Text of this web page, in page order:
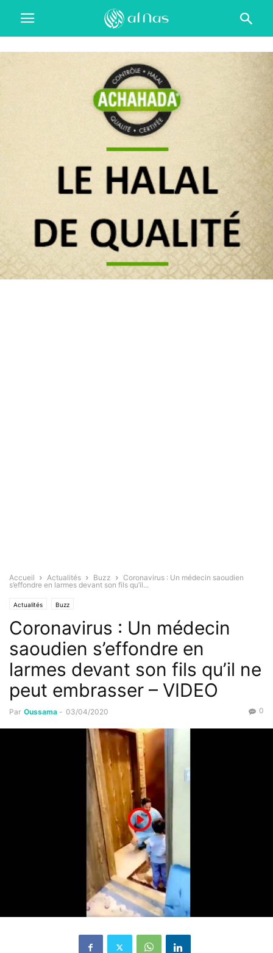
Accueil Actualités Buzz
Coronavirus : Un médecin saoudien
s’effondre en larmes devant son fils qu’il...
Actualités Buzz
Coronavirus : Un médecin
saoudien s’effondre en
larmes devant son fils qu’il ne
peut embrasser – VIDEO
Par Oussama - 03/04/2020 0